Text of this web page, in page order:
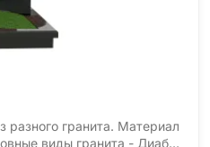
разного гранита. Материал
виды гранита - Диабаз